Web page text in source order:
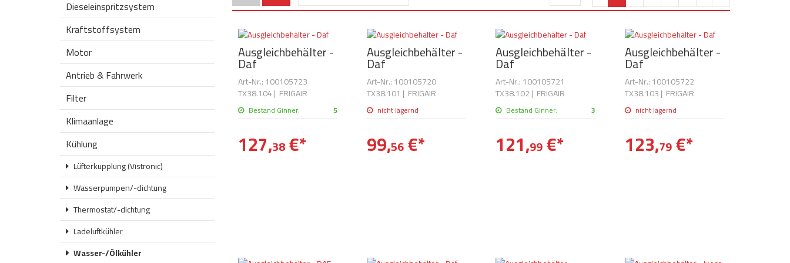
Dieseleinspritzsystem
Kraftstoffsystem
Motor
Antrieb & Fahrwerk
Filter
Klimaanlage
Kühlung
Lüfterkupplung (Vistronic)
Wasserpumpen/-dichtung
Thermostat/-dichtung
Ladeluftkühler
Wasser-/Ölkühler
Ausgleichbehälter -
Daf
Art-Nr.: 100105723
TX38.104| FRIGAIR
Bestand Ginner: 5
127,38 €*
Ausgleichbehälter -
Daf
Art-Nr.: 100105720
TX38.101 | FRIGAIR
nicht lagernd
99,56€*
Ausgleichbehälter -
Daf
Art-Nr.: 100105721
TX38.102| FRIGAIR
Bestand Ginner: 3
121,99€*
Ausgleichbehälter -
Daf
Art-Nr.: 100105722
TX38.103| FRIGAIR
nicht lagernd
123,79€*